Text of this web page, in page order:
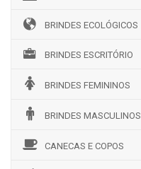
BRINDES ECOLÓGICOS
BRINDES ESCRITÓRIO
BRINDES FEMININOS
BRINDES MASCULINOS
CANECAS E COPOS